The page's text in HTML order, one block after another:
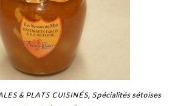
& PLATS CUISINÉS, Spécialités sétoises